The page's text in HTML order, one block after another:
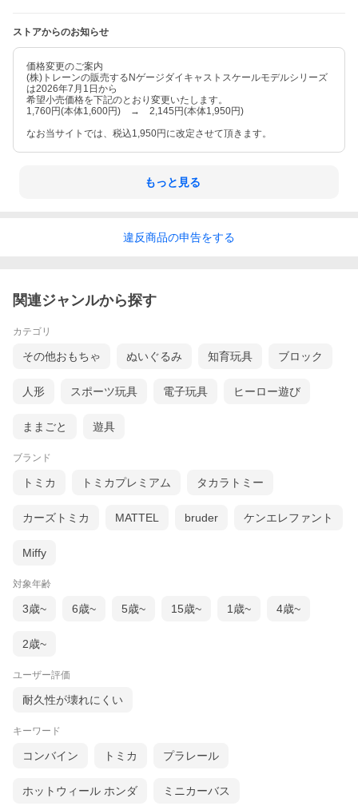
ストアからのお知らせ
価格変更のご案内
(株)トレーンの販売するNゲージダイキャストスケールモデルシリーズ
は2026年7月1日から
希望小売価格を下記のとおり変更いたします。
1,760円(本体1,600円) → 2,145円(本体1,950円)
なお当サイトでは、税込1,950円に改定させて頂きます。
もっと見る
違反商品の申告をする
関連ジャンルから探す
カテゴリ
その他おもちゃ ぬいぐるみ 知育玩具 ブロック
人形 スポーツ玩具 電子玩具 ヒーロー遊び
ままごと 遊具
ブランド
トミカ トミカプレミアム タカラトミー
カーズトミカ MATTEL bruder ケンエレファント
Miffy
対象年齢
3歳~ 6歳~ 5歳~ 15歳~ 1歳~ 4歳~
2歳~
ユーザー評価
耐久性が壊れにくい
キーワード
コンバイン トミカ プラレール
ホットウィール ホンダ ミニカーバス